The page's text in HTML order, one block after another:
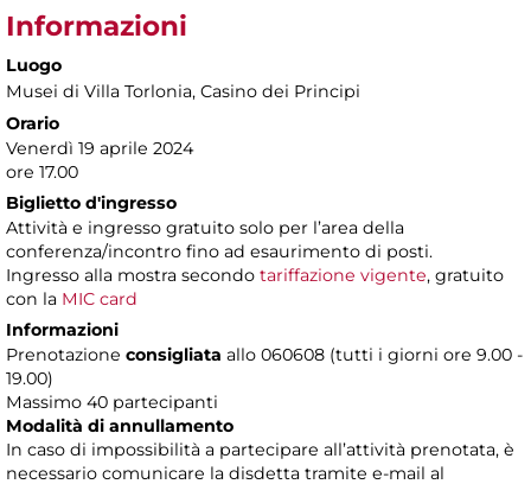
Informazioni
Luogo
Musei di Villa Torlonia, Casino dei Principi
Orario
Venerdì 19 aprile 2024
ore 17.00
Biglietto d'ingresso
Attività e ingresso gratuito solo per l’area della
conferenza/incontro fino ad esaurimento di posti.
Ingresso alla mostra secondo tariffazione vigente, gratuito
con la MIC card
Informazioni
Prenotazione consigliata allo 060608 (tutti i giorni ore 9.00 -
19.00)
Massimo 40 partecipanti
Modalità di annullamento
In caso di impossibilità a partecipare all’attività prenotata, è
necessario comunicare la disdetta tramite e-mail al